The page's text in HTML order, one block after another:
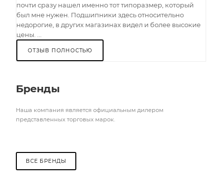
почти сразу нашел именно тот типоразмер, который
был мне нужен. Подшипники здесь относительно
недорогие, в других магазинах видел и более высокие
цены. ...
ОТЗЫВ ПОЛНОСТЬЮ
Бренды
Наша компания является официальным дилером
представленных торговых марок.
ВСЕ БРЕНДЫ